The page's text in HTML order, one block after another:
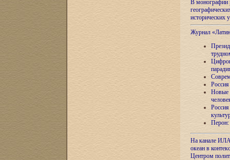
В монографии
исторических
Журнал
Новые
Перон:
На канале
океан в
Центром